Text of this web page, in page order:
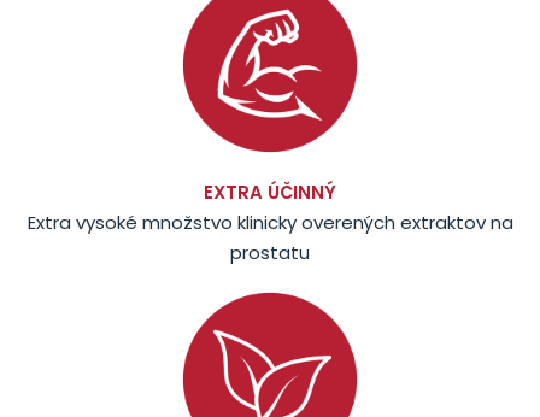
EXTRA ÚČINNÝ
Extra vysoké množstvo klinicky overených extraktov na
prostatu